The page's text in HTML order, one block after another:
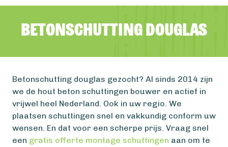
Betonschutting douglas
Betonschutting douglas gezocht? Al sinds 2014 zijn
we de hout beton schuttingen bouwer en actief in
vrijwel heel Nederland. Ook in uw regio. We
plaatsen schuttingen snel en vakkundig conform uw
wensen. En dat voor een scherpe prijs. Vraag snel
een gratis offerte montage schuttingen aan om te